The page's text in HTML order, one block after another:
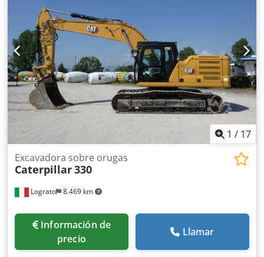
anchura de transporte: 1780 mm - altura de transporte:
2480 mm) Cedozrthvjpfx Ai Aoha * Cola corta (ECR – Radio
compacto extendido) * Sistema hidráulico auxiliar
proporcional * Acoplamiento rápido
1 / 17
Lograto 8.469 km
Excavadora sobre orugas
Caterpillar330
Información de
precio
Llamar